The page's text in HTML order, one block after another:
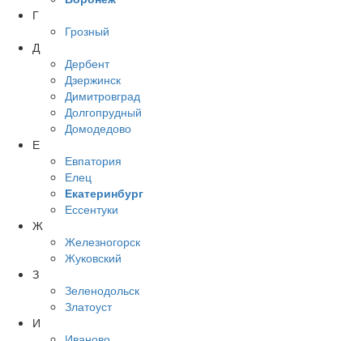
Г
Грозный
Д
Дербент
Дзержинск
Димитровград
Долгопрудный
Домодедово
Е
Евпатория
Елец
Екатеринбург
Ессентуки
Ж
Железногорск
Жуковский
З
Зеленодольск
Златоуст
И